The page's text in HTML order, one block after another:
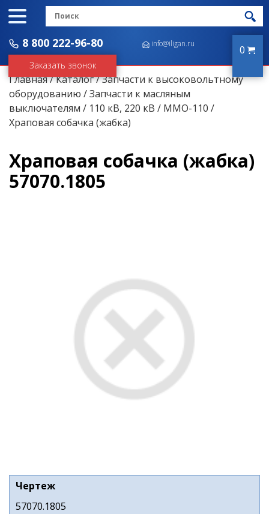
8 800 222-96-80
Заказать звонок
info@iligan.ru 0
Главная/Каталог/Запчасти к высоковольтному
оборудованию /Запчасти к масляным
выключателям / 110 кВ, 220 кВ / ММО-110 /
Храповая собачка (жабка)
Храповая собачка (жабка)
57070.1805
Чертеж
57070.1805